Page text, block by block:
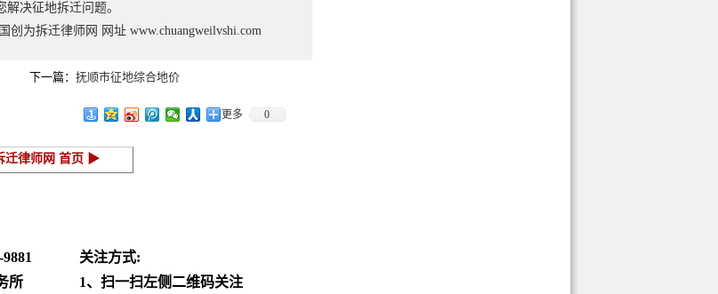
决征地拆迁问题。
创为拆迁律师网 网址 www.chuangweilvshi.com
下一篇： 抚顺市征地综合地价
更多 0
迁律师网 首页 ▶
所
关注方式:
1、扫一扫左侧二维码关注